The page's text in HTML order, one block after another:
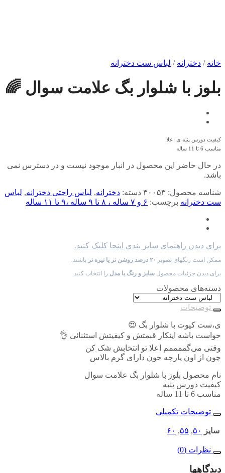
خانه / دخترانه / لباس ست دخترانه
بلوز با شلوار بگ علامت سوال 🌈
کیفیت دورس پنبه ی اعلا
مناسب 6 تا 11 ساله
در حال حاضر این محصول در انبار موجود نیست و در دسترس نمی
باشد.
شناسه محصول: ۳۰۰۵۳ دسته: دخترانه, لباس راحتی دخترانه, لباس
ست دخترانه برچسب: ۶ و ۷ ساله ، ۸ تا ۹ ساله ،۹ تا ۱۱ ساله
برای دیدن راهنمای سایز بندی اینجا کلیک کنید.
ممکن است رنگهای تصویر ۲۰ درصد روشن تر یا تیره تر
باشند.
برای دیدن جزئیات محصول سایز و رنگ یا مدل را انتخاب کنید.
دسته‌های محصولات
توضیحات
ی،ست کیوت با شلوار بگ 😍
حواست باشه اینکار قبمتش و کیفیتش استثنائی 👌
وقتی می‌گممممم اعلا تو انتخابش شک کن
چون از اون پارچه جون دارای گرم بالاس
نام محصول بلوز با شلوار بگ علامت سوال
کیفیت دورس پنبه
مناسب 6 تا 11 ساله
توضیحات تکمیلی
سایز ۵۰, ۵۵, ۶۰
نظرات (0)
دیدگاهها